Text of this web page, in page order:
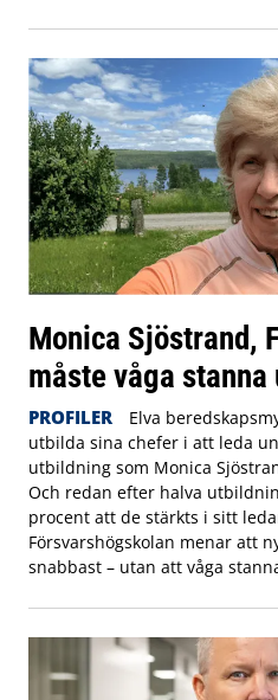
Monica Sjöstrand,
måste våga stanna
PROFILER
Elva
utbilda sina chefer i att leda
utbildning som Monica
Och redan efter halva
procent att de stärkts i sitt
Försvarshögskolan menar att
snabbast – utan att våga